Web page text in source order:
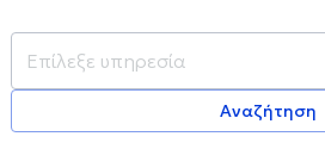
Αναζήτηση